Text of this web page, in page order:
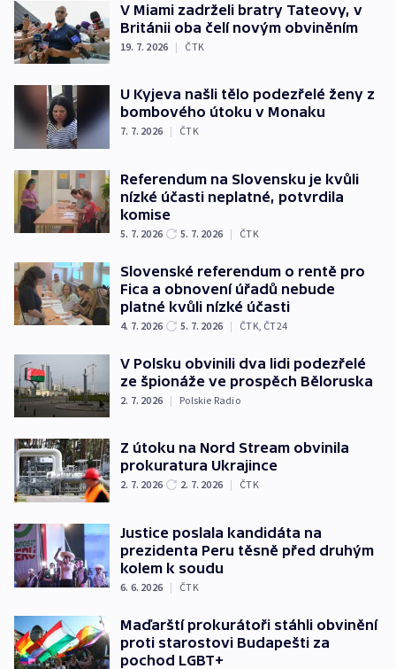
V Miami zadrželi bratry Tateovy, v
Británii oba čelí novým obviněním
19. 7. 2026 | ČTK
U Kyjeva našli tělo podezřelé ženy z
bombového útoku v Monaku
7. 7. 2026 | ČTK
Referendum na Slovensku je kvůli
nízké účasti neplatné, potvrdila
komise
5. 7. 2026 5. 7. 2026 | ČTK
Slovenské referendum o rentě pro
Fica a obnovení úřadů nebude
platné kvůli nízké účasti
4. 7. 2026 5. 7. 2026 | ČTK ČT24
V Polsku obvinili dva lidi podezřelé
ze špionáže ve prospěch Běloruska
2. 7. 2026 | Polskie Radio
Z útoku na Nord Stream obvinila
prokuratura Ukrajince
2. 7. 2026 2. 7. 2026 | ČTK
Justice poslala kandidáta na
prezidenta Peru těsně před druhým
kolem k soudu
6. 6. 2026 | ČTK
Maďarští prokurátoři stáhli obvinění
proti starostovi Budapešti za
pochod LGBT+